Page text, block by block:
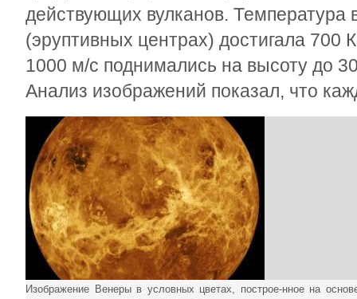
действующих вулканов. Температура
(эруптивных центрах) достигала 700
1000 м/с поднимались на высоту до
Анализ изображений показал, что
Изображение Венеры в условных цветах, построе-нное на